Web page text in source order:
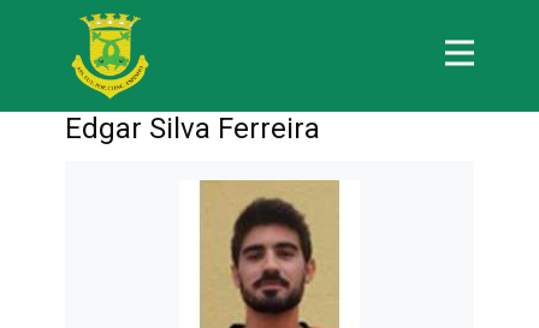
Edgar Silva Ferreira